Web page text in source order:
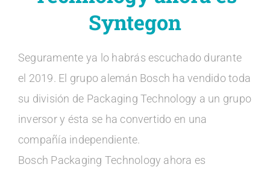
Syntegon
Seguramente ya lo habrás escuchado durante
el 2019. El grupo alemán Bosch ha vendido toda
su división de Packaging Technology a un grupo
inversor y ésta se ha convertido en una
compañía independiente.
Bosch Packaging Technology ahora es